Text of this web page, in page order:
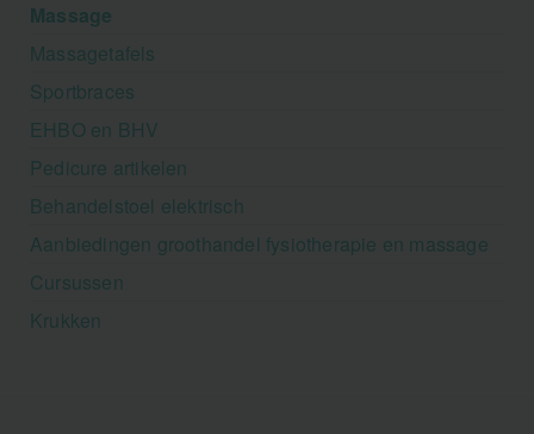
Massage
Massagetafels
Sportbraces
EHBO en BHV
Pedicure artikelen
Behandelstoel elektrisch
Aanbiedingen groothandel fysiotherapie en massage
Cursussen
Krukken